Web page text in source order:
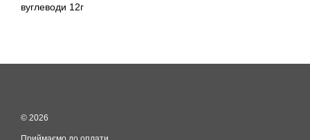
вуглеводи 12г
© 2026